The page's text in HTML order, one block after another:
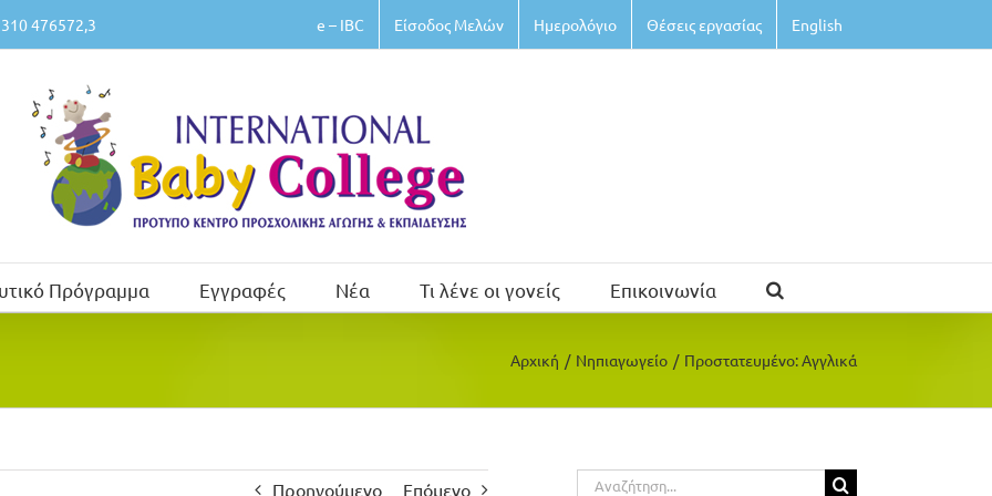
476572,3 e – IBC Είσοδος Μελών Ημερολόγιο Θέσεις εργασίας English
Πρόγραμμα Εγγραφές Νέα Τι λένε οι γονείς Επικοινωνία
Αρχική / Νηπιαγωγείο / Πρoστατευμένο: Αγγλικά
Προηγούμενο Επόμενο
Αναζήτηση